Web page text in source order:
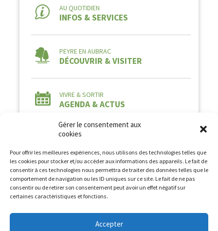
Gérer le consentement aux
cookies
Pour offrir les meilleures expériences, nous utilisons des technologies telles que
les cookies pour stocker et/ou accéder aux informations des appareils. Le fait de
consentir à ces technologies nous permettra de traiter des données telles que le
comportement de navigation ou les ID uniques sur ce site. Le fait de ne pas
consentir ou de retirer son consentement peut avoir un effet négatif sur
certaines caractéristiques et fonctions.
Accepter
AU QUOTIDIEN
INFOS & SERVICES
PEYRE EN AUBRAC
DÉCOUVRIR & VISITER
VIVRE & SORTIR
AGENDA & ACTUS
Tous droits réservés à la Commune de Peyre en
Aubrac2026 -Mentions légales-Politique de
confidentialité